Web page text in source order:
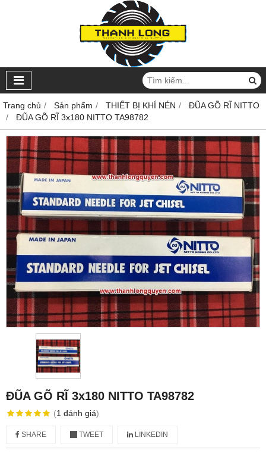
Trang chủ Sản phẩm THIẾT BỊ KHÍ NÉN
ĐŨA GÕ RĨ NITTO
ĐŨA GÕ RĨ 3x180 NITTO TA98782
ĐŨA GÕ RĨ 3x180 NITTO TA98782
(1 đánh giá)
SHARE TWEET LINKEDIN